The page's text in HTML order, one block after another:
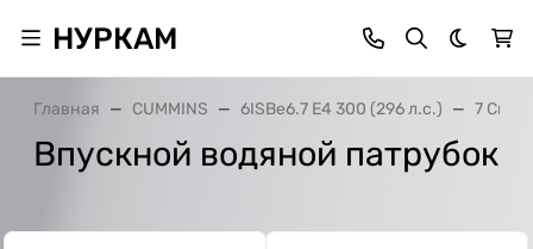
НУРКАМ Темная
Главная CUMMINS 6ISBe6.7 E4 300 (296 л.с.) 7
Впускной водяной патрубок